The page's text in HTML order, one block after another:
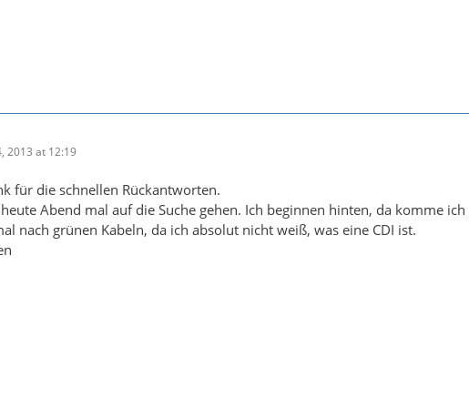
2013 at 12:19
für die schnellen Rückantworten.
Abend mal auf die Suche gehen. Ich beginnen hinten, da komme
nach grünen Kabeln, da ich absolut nicht weiß, was eine CDI ist.